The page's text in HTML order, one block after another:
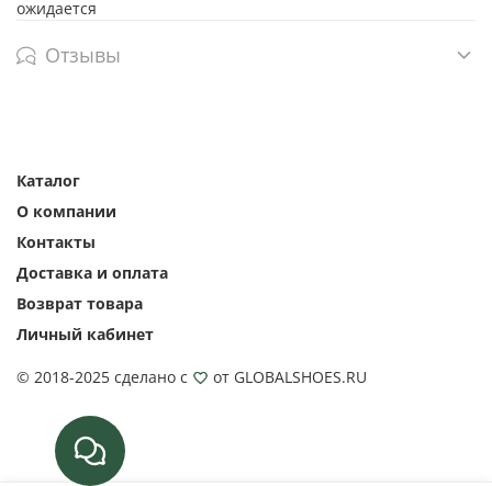
ожидается
Отзывы
Каталог
О компании
Контакты
Доставка и оплата
Возврат товара
Личный кабинет
© 2018-2025 сделано с от GLOBALSHOES.RU